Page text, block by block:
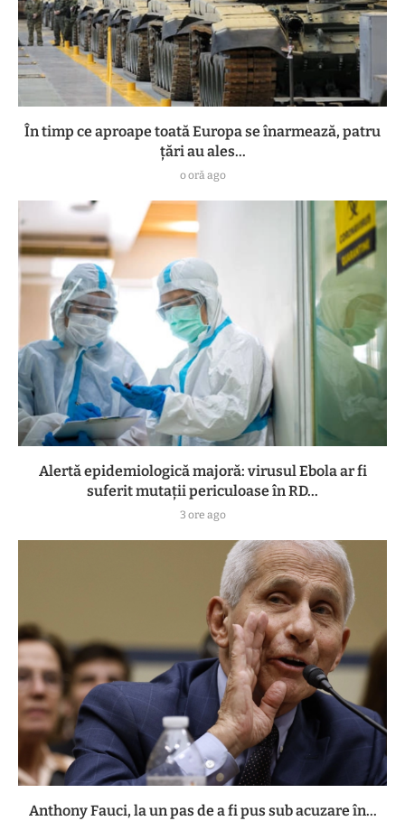
În timp ce aproape toată Europa se înarmează, patru
ţări au ales...
o oră ago
Alertă epidemiologică majoră: virusul Ebola ar fi
suferit mutații periculoase în RD...
3 ore ago
Anthony Fauci, la un pas de a fi pus sub acuzare în...